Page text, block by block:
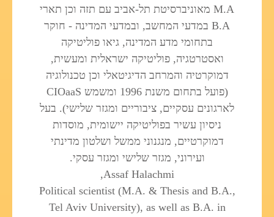
M.A מאוניברסיטת תל-אביב עם תזה וכן תארי
B.A במדעי המחשב, ובמדעי המדינה - חוקר
בתחומי מדע המדינה, גיאו פוליטיקה
ואסטרטגיה, פוליטיקה ישראלית ומעשית,
דמוקרטיה והמרחב הדיגיטאלי וכן טכנולוגיה
(פועל בתחום משנת 1996 ומשמש CIOaaS
לארגונים עסקיים, ציבוריים ומגזר שלישי). בעל
ניסיון עשיר בפוליטיקה יישומית, מוסדות
דמוקרטיים, מנגנוני ממשל ושלטון מדינתי
ועירוני, מגזר שלישי ומגזר עסקי.
Assaf Halachmi,
Political scientist (M.A. & Thesis and B.A.,
Tel Aviv University), as well as B.A. in